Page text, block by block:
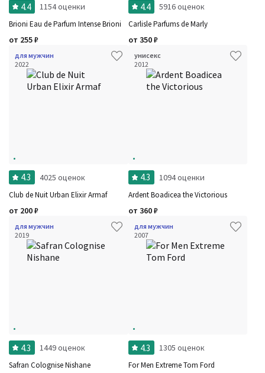
Страна производитель
4.4 1154 оценки
Brioni Eau de Parfum Intense Brioni
от 255₽
4.4 5916 оценок
Carlisle Parfums de Marly
от 350₽
для мужчин
2022
4.3 4025 оценок
Club de Nuit Urban Elixir Armaf
от 200₽
унисекс
2012
4.3 1094 оценки
Ardent Boadicea the Victorious
от 360₽
для мужчин
2019
4.3 1449 оценок
Safran Colognise Nishane
для мужчин
2007
4.3 1305 оценок
For Men Extreme Tom Ford